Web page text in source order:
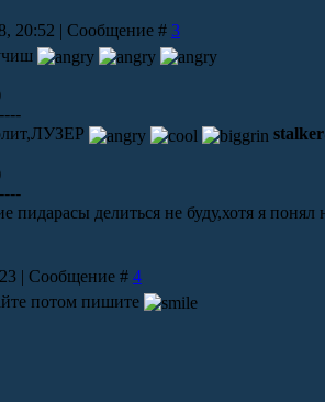
20:52 | Сообщение # 3
пидарасы делиться не буду,хотя я понял
| Сообщение # 4
потом пишите